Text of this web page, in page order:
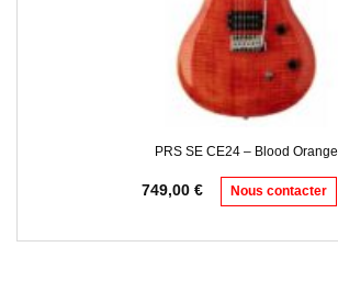
PRS SE CE24 – Blood Orange
749,00 € Nous contacter